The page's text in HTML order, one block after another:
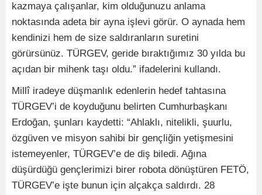
kazmaya çalışanlar, kim olduğunuzu anlama
noktasında adeta bir ayna işlevi görür. O aynada hem
kendinizi hem de size saldıranların suretini
görürsünüz. TÜRGEV, geride bıraktığımız 30 yılda bu
açıdan bir mihenk taşı oldu.” ifadelerini kullandı.
Millî iradeye düşmanlık edenlerin hedef tahtasına
TÜRGEV’i de koyduğunu belirten Cumhurbaşkanı
Erdoğan, şunları kaydetti: “Ahlaklı, nitelikli, şuurlu,
özgüven ve misyon sahibi bir gençliğin yetişmesini
istemeyenler, TÜRGEV’e de diş biledi. Ağına
düşürdüğü gençlerimizi birer robota dönüştüren FETÖ,
TÜRGEV’e işte bunun için alçakça saldırdı. 28